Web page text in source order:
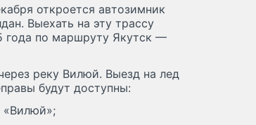
откроется автозимник
Выехать на эту трассу
года по маршруту Якутск —
реку Вилюй. Выезд на лед
будут доступны: